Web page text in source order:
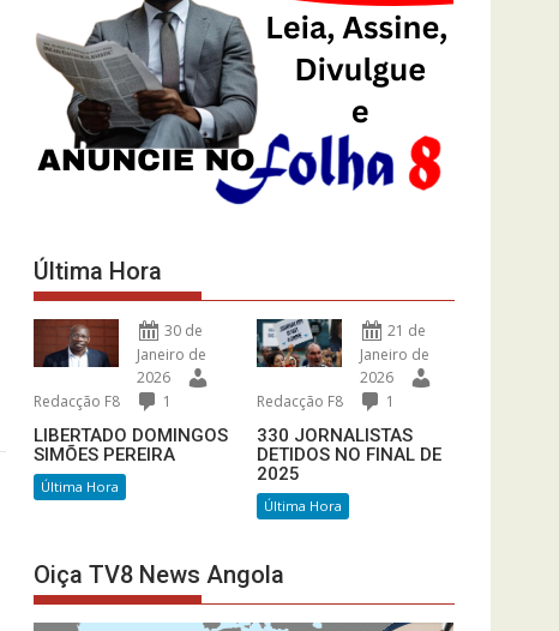
Última Hora
30 de
Janeiro de
2026
Redacção F8
1
LIBERTADO DOMINGOS
SIMÕES PEREIRA
Última Hora
21 de
Janeiro de
2026
Redacção F8
1
330 JORNALISTAS
DETIDOS NO FINAL DE
2025
Última Hora
Oiça TV8 News Angola